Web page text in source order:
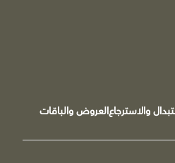
والاسترجاعالعروض والباقات